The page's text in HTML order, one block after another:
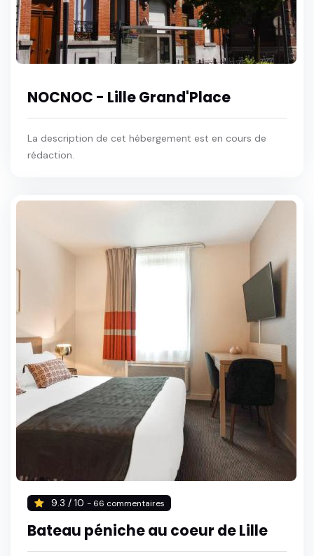
NOCNOC - Lille Grand'Place
La description de cet hébergement est en cours de
rédaction.
9.3 / 10 - 66 commentaires
Bateau péniche au coeur de Lille